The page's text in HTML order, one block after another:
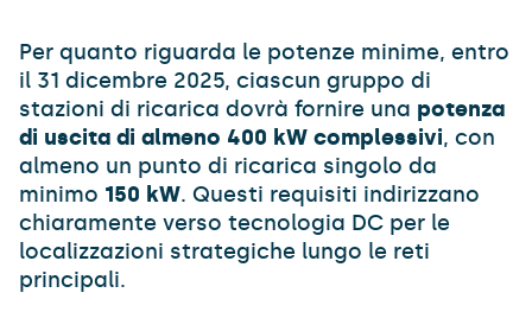
Per quanto riguarda le potenze minime, entro
il 31 dicembre 2025, ciascun gruppo di
stazioni di ricarica dovrà fornire una potenza
di uscita di almeno 400 kW complessivi, con
almeno un punto di ricarica singolo da
minimo 150 kW. Questi requisiti indirizzano
chiaramente verso tecnologia DC per le
localizzazioni strategiche lungo le reti
principali.